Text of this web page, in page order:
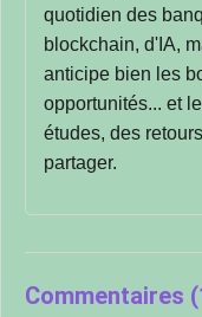
quotidien des
blockchain, d'IA,
anticipe bien les
opportunités... et
études, des
partager.
Commentaires